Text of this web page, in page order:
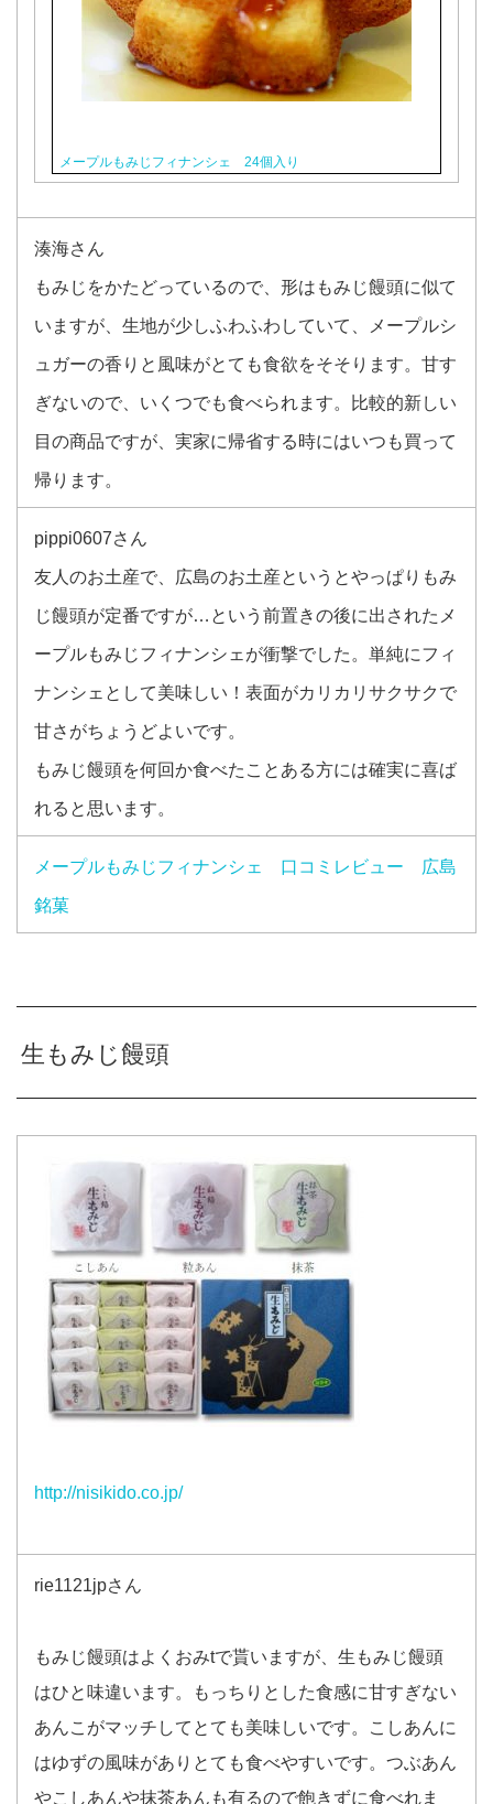
メープルもみじフィナンシェ 24個入り
湊海さん
もみじをかたどっているので、形はもみじ饅頭に似て
いますが、生地が少しふわふわしていて、メープルシ
ュガーの香りと風味がとても食欲をそそります。甘す
ぎないので、いくつでも食べられます。比較的新しい
目の商品ですが、実家に帰省する時にはいつも買って
帰ります。
pippi0607さん
友人のお土産で、広島のお土産というとやっぱりもみ
じ饅頭が定番ですが…という前置きの後に出されたメ
ープルもみじフィナンシェが衝撃でした。単純にフィ
ナンシェとして美味しい！表面がカリカリサクサクで
甘さがちょうどよいです。
もみじ饅頭を何回か食べたことある方には確実に喜ば
れると思います。
メープルもみじフィナンシェ 口コミレビュー 広島
銘菓
生もみじ饅頭
http://nisikido.co.jp/
rie1121jpさん
もみじ饅頭はよくおみtで貰いますが、生もみじ饅頭
はひと味違います。もっちりとした食感に甘すぎない
あんこがマッチしてとても美味しいです。こしあんに
はゆずの風味がありとても食べやすいです。つぶあん
やこしあんや抹茶あんも有るので飽きずに食べれま